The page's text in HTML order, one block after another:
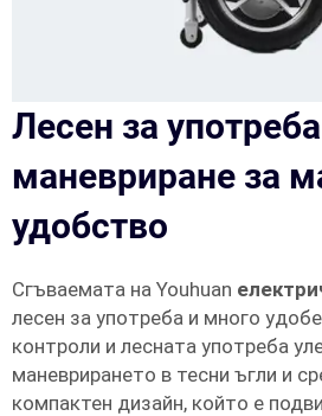
Лесен за
маневриране за
удобство
Сгъваемата на Youhuan
лесен за употреба и много
контроли и лесната употреба
маневрирането в тесни ъгли и
компактен дизайн, който е